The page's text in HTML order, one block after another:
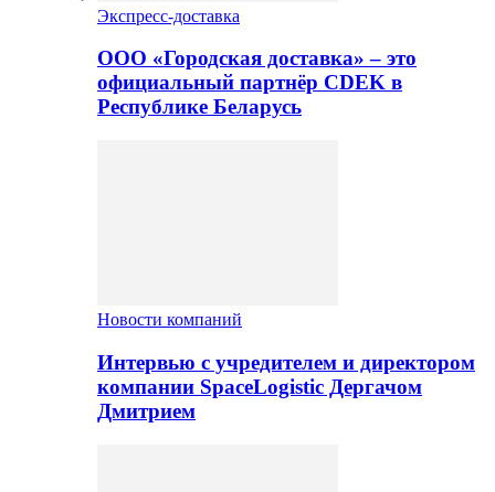
Экспресс-доставка
ООО «Городская доставка» – это
официальный партнёр CDEK в
Республике Беларусь
Новости компаний
Интервью с учредителем и директором
компании SpaceLogistic Дергачом
Дмитрием